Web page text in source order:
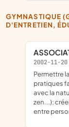
GYMNASTIQUE (GYMNASTIQUE, GYMNASTIQUE
D'ENTRETIEN,
2002-11-20
Permettre la découverte et l'approfondissement de
pratiques
avec la
zen...);
entre